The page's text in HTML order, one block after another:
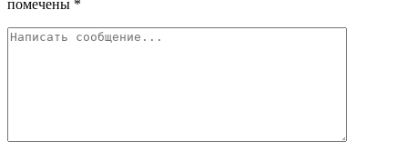
помечены *